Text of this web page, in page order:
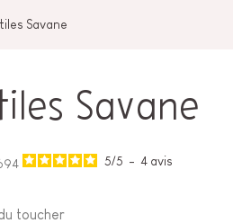
Savane
Savane
5/5 - 4 avis
toucher